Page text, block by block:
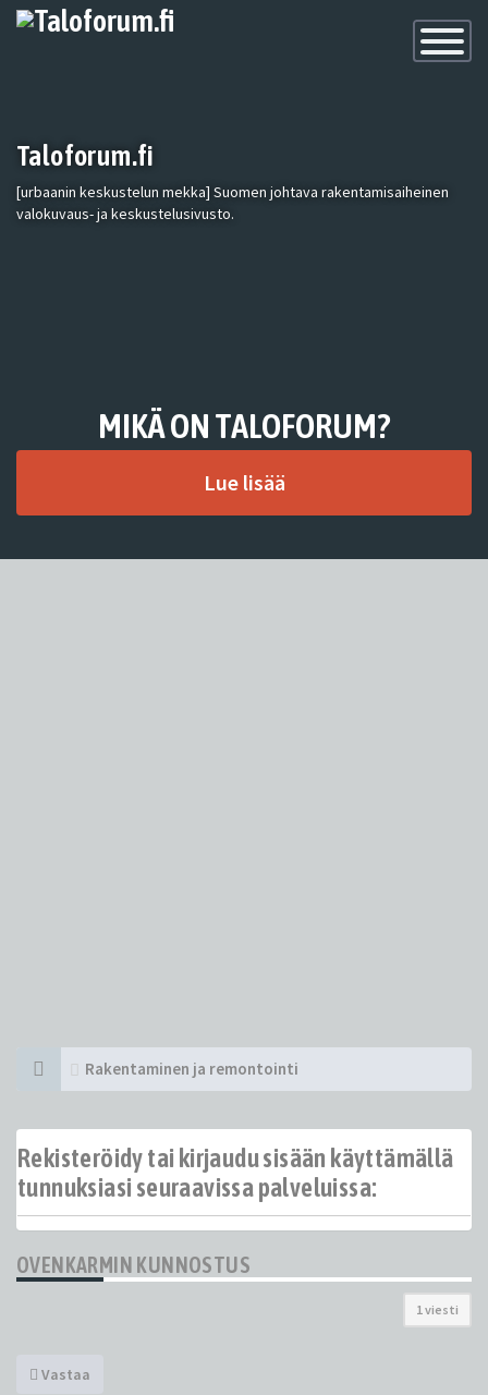
Toggle
Taloforum.fi
[urbaanin keskustelun mekka] Suomen johtava rakentamisaiheinen
valokuvaus- ja keskustelusivusto.
MIKÄ ON TALOFORUM?
Lue lisää
Rakentaminen ja remontointi
Rekisteröidy tai kirjaudu sisään käyttämällä
tunnuksiasi seuraavissa palveluissa:
OVENKARMIN KUNNOSTUS
1 viesti
Vastaa